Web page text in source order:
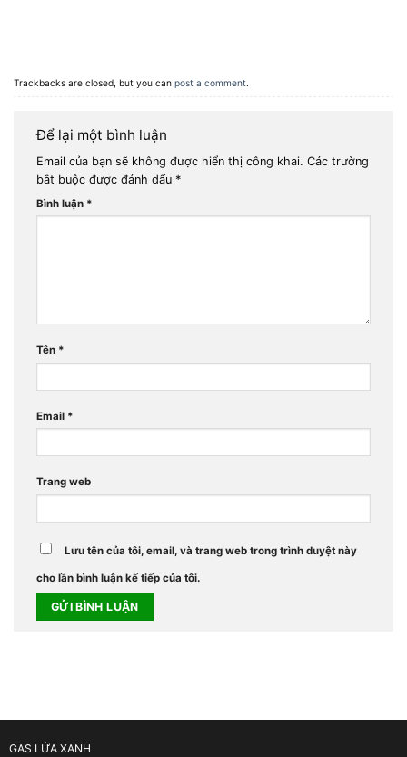
Trackbacks are closed, but you can post a comment.
Để lại một bình luận
Email của bạn sẽ không được hiển thị công khai. Các trường
bắt buộc được đánh dấu *
Bình luận *
Tên *
Email *
Trang web
Lưu tên của tôi, email, và trang web trong trình duyệt này
cho lần bình luận kế tiếp của tôi.
GAS LỬA XANH